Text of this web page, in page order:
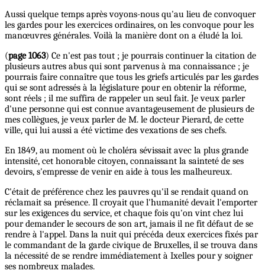
Aussi quelque temps après voyons-nous qu'au lieu de convoquer
les gardes pour les exercices ordinaires, on les convoque pour les
manœuvres générales. Voilà la manière dont on a éludé la loi.
(page 1063) Ce n'est pas tout ; je pourrais continuer la citation de
plusieurs autres abus qui sont parvenus à ma connaissance ; je
pourrais faire connaître que tous les griefs articulés par les gardes
qui se sont adressés à la législature pour en obtenir la réforme,
sont réels ; il me suffira de rappeler un seul fait. Je veux parler
d'une personne qui est connue avantageusement de plusieurs de
mes collègues, je veux parler de M. le docteur Pierard, de cette
ville, qui lui aussi a été victime des vexations de ses chefs.
En 1849, au moment où le choléra sévissait avec la plus grande
intensité, cet honorable citoyen, connaissant la sainteté de ses
devoirs, s'empresse de venir en aide à tous les malheureux.
C'était de préférence chez les pauvres qu'il se rendait quand on
réclamait sa présence. Il croyait que l'humanité devait l'emporter
sur les exigences du service, et chaque fois qu'on vint chez lui
pour demander le secours de son art, jamais il ne fit défaut de se
rendre à l'appel. Dans la nuit qui précéda deux exercices fixés par
le commandant de la garde civique de Bruxelles, il se trouva dans
la nécessité de se rendre immédiatement à Ixelles pour y soigner
ses nombreux malades.